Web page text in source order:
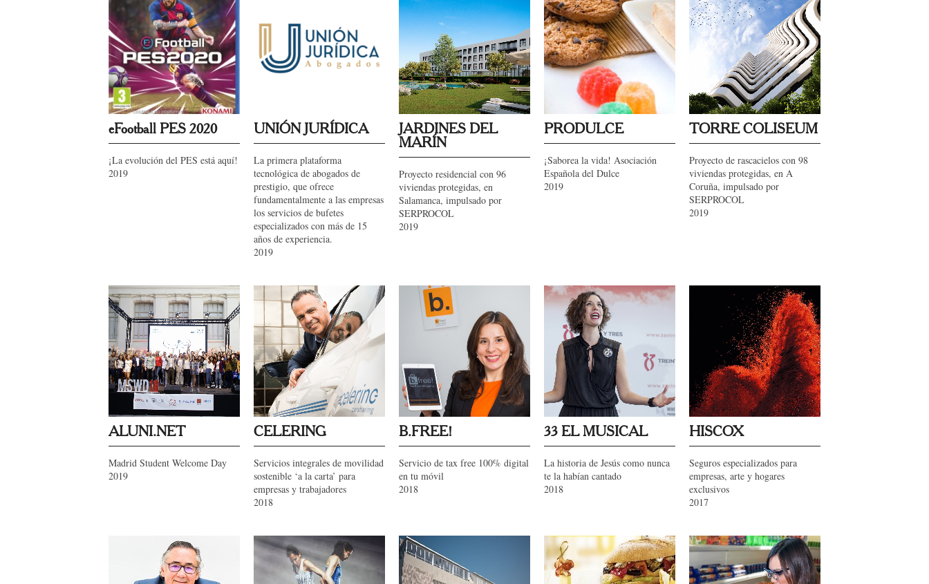
eFootball PES 2020
¡La evolución del PES está aquí!
2019
UNIÓN JURÍDICA
La primera plataforma
tecnológica de abogados de
prestigio, que ofrece
fundamentalmente a las empresas
los servicios de bufetes
especializados con más de 15
años de experiencia.
2019
JARDINES DEL
MARÍN
Proyecto residencial con 96
viviendas protegidas, en
Salamanca, impulsado por
SERPROCOL
2019
PRODULCE
¡Saborea la vida! Asociación
Española del Dulce
2019
TORRE COLISEUM
Proyecto de rascacielos con 98
viviendas protegidas, en A
Coruña, impulsado por
SERPROCOL
2019
ALUNI.NET
Madrid Student Welcome Day
2019
CELERING
Servicios integrales de movilidad
sostenible ‘a la carta’ para
empresas y trabajadores
2018
B.FREE!
Servicio de tax free 100% digital
en tu móvil
2018
33 EL MUSICAL
La historia de Jesús como nunca
te la habían cantado
2018
HISCOX
Seguros especializados para
empresas, arte y hogares
exclusivos
2017